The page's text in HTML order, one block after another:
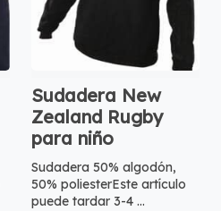
Sudadera New
Zealand Rugby
para niño
Sudadera 50% algodón,
50% poliesterEste artículo
puede tardar 3-4 ...